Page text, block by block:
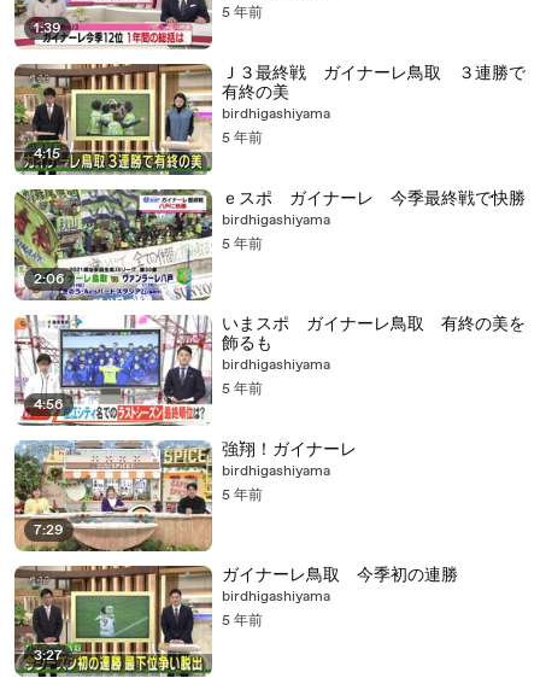
1:39
5 年前
4:15
Ｊ３最終戦 ガイナーレ鳥取 ３連勝で
有終の美
birdhigashiyama
5 年前
2:06
ｅスポ ガイナーレ 今季最終戦で快勝
birdhigashiyama
5 年前
4:56
いまスポ ガイナーレ鳥取 有終の美を
飾るも
birdhigashiyama
5 年前
7:29
強翔！ガイナーレ
birdhigashiyama
5 年前
3:27
ガイナーレ鳥取 今季初の連勝
birdhigashiyama
5 年前